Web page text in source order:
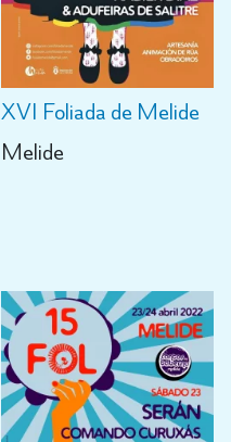
XVI Foliada de Melide
Melide